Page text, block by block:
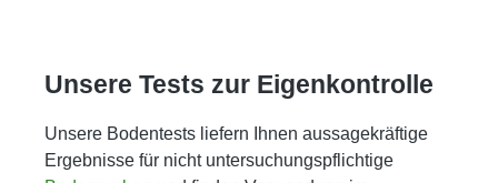
Unsere Tests zur Eigenkontrolle
Unsere Bodentests liefern Ihnen aussagekräftige
Ergebnisse für nicht untersuchungspflichtige